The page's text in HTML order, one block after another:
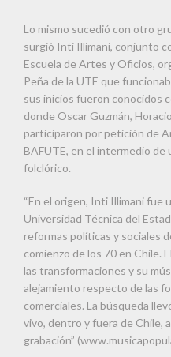
Lo mismo sucedió con otro
surgió Inti Illimani, conjunto
Escuela de Artes y Oficios,
Peña de la UTE que
sus inicios fueron conocidos
donde Oscar Guzmán,
participaron por petición de
BAFUTE, en el intermedio
folclórico.
“En el origen, Inti Illimani fue
Universidad Técnica del
reformas políticas y sociales
comienzo de los 70 en Chile.
las transformaciones y su
alejamiento respecto de las
comerciales. La búsqueda
vivo, dentro y fuera de Chile,
grabación”